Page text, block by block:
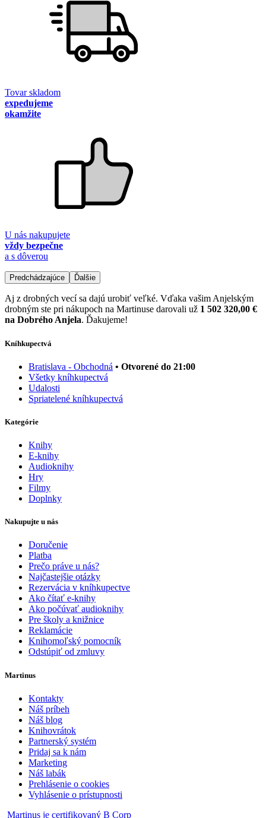
Tovar skladom
expedujeme
okamžite
U nás nakupujete
vždy bezpečne
a s dôverou
Predchádzajúce Ďalšie
Aj z drobných vecí sa dajú urobiť veľké. Vďaka vašim Anjelským
drobným ste pri nákupoch na Martinuse darovali už 1 502 320,00 €
na Dobrého Anjela. Ďakujeme!
Kníhkupectvá
Bratislava - Obchodná • Otvorené do 21:00
Všetky kníhkupectvá
Udalosti
Spriatelené kníhkupectvá
Kategórie
Knihy
E-knihy
Audioknihy
Hry
Filmy
Doplnky
Nakupujte u nás
Doručenie
Platba
Prečo práve u nás?
Najčastejšie otázky
Rezervácia v kníhkupectve
Ako čítať e-knihy
Ako počúvať audioknihy
Pre školy a knižnice
Reklamácie
Knihomoľský pomocník
Odstúpiť od zmluvy
Martinus
Kontakty
Náš príbeh
Náš blog
Knihovrátok
Partnerský systém
Pridaj sa k nám
Marketing
Náš labák
Prehlásenie o cookies
Vyhlásenie o prístupnosti
Martinus je certifikovaný B Corp